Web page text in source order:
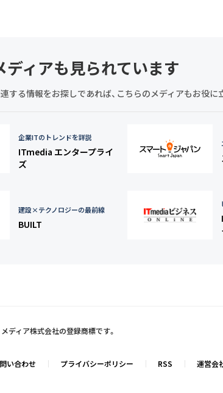
ディアも見られています
する情報をお探しであれば、こちらのメディアもお役に
企業ITのトレンドを詳説
ITmedia エンタープライ
ズ
建設×テクノロジーの最前線
BUILT
ディア株式会社の登録商標です。
い合わせ プライバシーポリシー RSS 運営会